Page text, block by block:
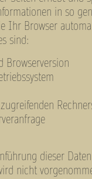
in so
Ihr Browser
sind:
Browserversion
dieser
nicht